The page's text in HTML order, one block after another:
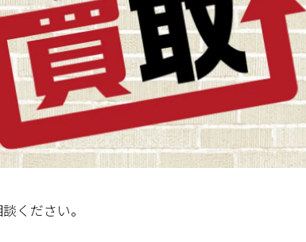
ください。